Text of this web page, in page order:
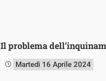
Il problema
Martedì 16 Aprile 2024